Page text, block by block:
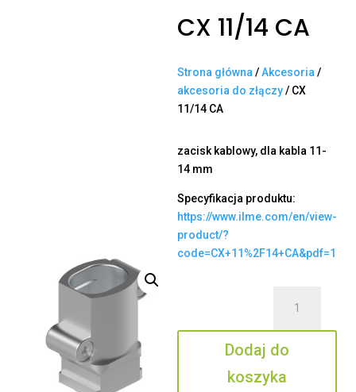
CX 11/14 CA
Strona główna /Akcesoria /
akcesoria do złączy/ CX
11/14 CA
zacisk kablowy, dla kabla 11-
14 mm
Specyfikacja produktu:
https://www.ilme.com/en/view-
product/?
code=CX+11%2F14+CA&pdf=1
11/14
CA
Dodaj do
koszyka